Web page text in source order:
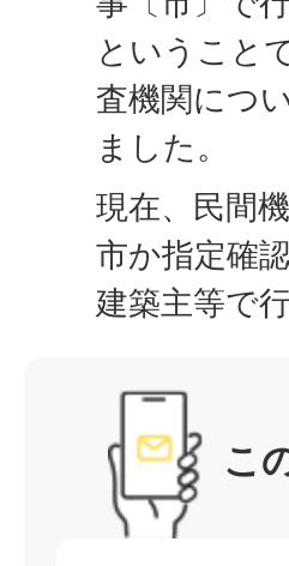
ということ
査機関につ
ました。
現在、民間
市か指定確
建築主等で
こ